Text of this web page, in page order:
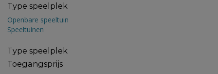
Type speelplek
Openbare speeltuin
Speeltuinen
Type speelplek
Toegangsprijs